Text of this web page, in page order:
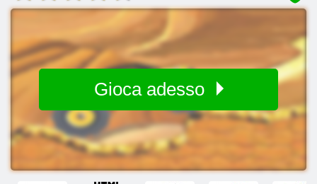
Gioca adesso